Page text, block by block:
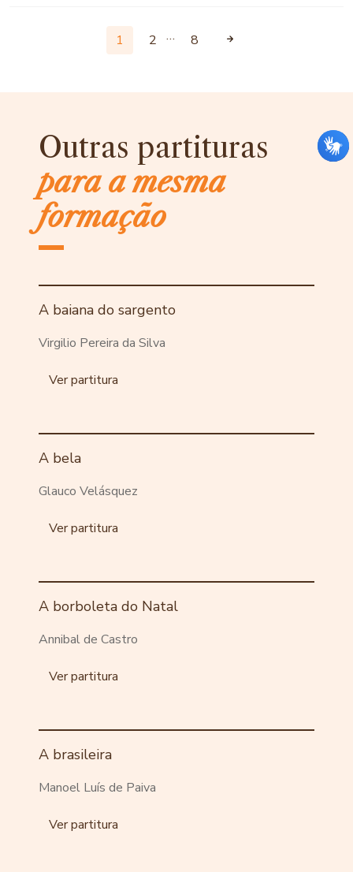
1 2 … 8
Outras partituras
para a mesma
formação
A baiana do sargento
Virgilio Pereira da Silva
Ver partitura
A bela
Glauco Velásquez
Ver partitura
A borboleta do Natal
Annibal de Castro
Ver partitura
A brasileira
Manoel Luís de Paiva
Ver partitura